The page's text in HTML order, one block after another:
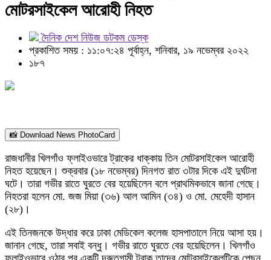
মোটরসাইকেল আরোহী নিহত
দৈনিক দেশ নিউজ ডটকম ডেস্ক
প্রকাশিত সময় : ১১:০৭:২৪ পূর্বাহ্ন, শনিবার, ১৯ নভেম্বর ২০২২
১৮৭
📸 Download News PhotoCard
রাজধানীর খিলগাঁও ফ্লাইওভারে ট্রাকের ধাক্কায় তিন মোটরসাইকেল আরোহী
নিহত হয়েছেন। শুক্রবার (১৮ নভেম্বর) দিনগত রাত ৩টার দিকে এই দুর্ঘটনা
ঘটে। তারা গভীর রাতে ঘুরতে বের হয়েছিলেন বলে প্রাথমিকভাবে জানা গেছে।
নিহতরা হলেন মো. জজ মিয়া (৩৬) আল আমিন (৩৪) ও মো. মেহেদী হাসান
(২৮)।
এই তিনজনকে উদ্ধার করে ঢাকা মেডিকেল কলেজ হাসপাতালে নিয়ে আসা হয়।
জানান গেছে, তারা সবাই বন্ধু। গভীর রাতে ঘুরতে বের হয়েছিলেন। খিলগাঁও